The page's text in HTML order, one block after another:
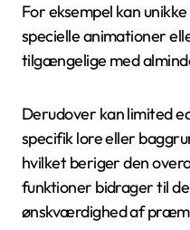
For eksempel kan
specielle animationer
tilgængelige med
Derudover kan limited
specifik lore eller
hvilket beriger den
funktioner bidrager til
ønskværdighed af